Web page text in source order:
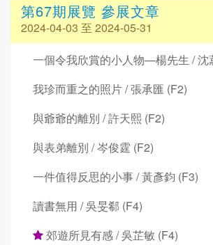
第67期展覽 參展文章
2024-04-03 至 2024-05-31
一個令我欣賞的小人物—楊先生 / 沈
我珍而重之的照片 / 張承匯 (F2)
與爺爺的離別 / 許天熙 (F2)
與表弟離別 / 岑俊霆 (F2)
一件值得反思的小事 / 黃彥鈞 (F3)
讀書無用 / 吳旻郗 (F4)
郊遊所見有感 / 吳芷敏 (F4)